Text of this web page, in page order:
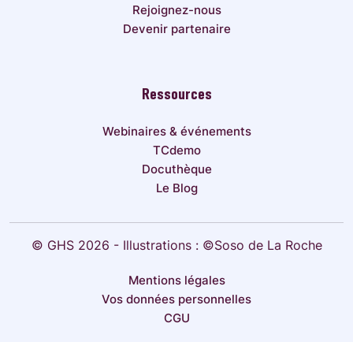
Rejoignez-nous
Devenir partenaire
Ressources
Webinaires & événements
TCdemo
Docuthèque
Le Blog
© GHS 2026 - Illustrations : ©Soso de La Roche
Mentions légales
Vos données personnelles
CGU